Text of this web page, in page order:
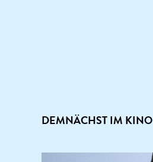
DEMNÄCHST IM KINO